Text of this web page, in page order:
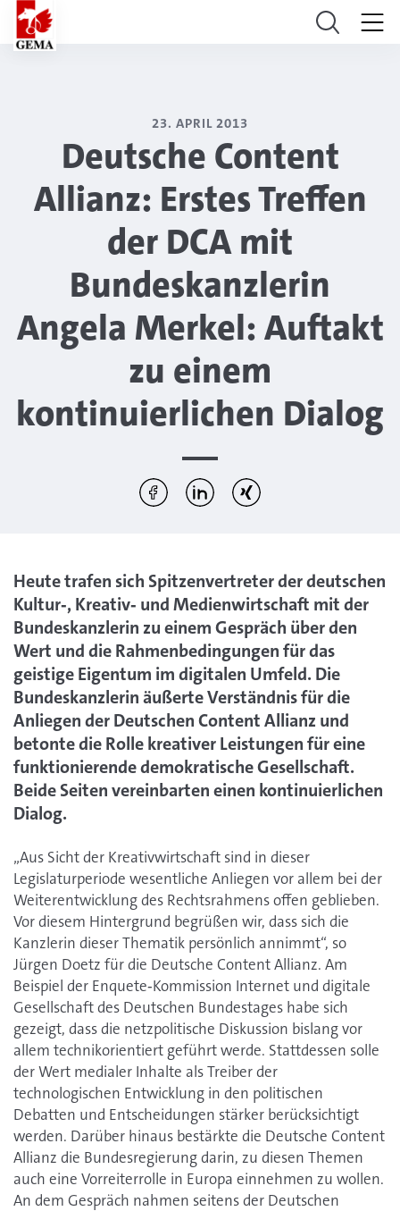
23. APRIL 2013
Deutsche Content
Allianz: Erstes Treffen
der DCA mit
Bundeskanzlerin
Angela Merkel: Auftakt
zu einem
kontinuierlichen Dialog
Diesen Artikel teilen: Per Facebook teilen
Per LinkedIn teilen
Per Xing teilen
Heute trafen sich Spitzenvertreter der deutschen
Kultur‐, Kreativ‐ und Medienwirtschaft mit der
Bundeskanzlerin zu einem Gespräch über den
Wert und die Rahmenbedingungen für das
geistige Eigentum im digitalen Umfeld. Die
Bundeskanzlerin äußerte Verständnis für die
Anliegen der Deutschen Content Allianz und
betonte die Rolle kreativer Leistungen für eine
funktionierende demokratische Gesellschaft.
Beide Seiten vereinbarten einen kontinuierlichen
Dialog.
„Aus Sicht der Kreativwirtschaft sind in dieser
Legislaturperiode wesentliche Anliegen vor allem bei der
Weiterentwicklung des Rechtsrahmens offen geblieben.
Vor diesem Hintergrund begrüßen wir, dass sich die
Kanzlerin dieser Thematik persönlich annimmt“, so
Jürgen Doetz für die Deutsche Content Allianz. Am
Beispiel der Enquete‐Kommission Internet und digitale
Gesellschaft des Deutschen Bundestages habe sich
gezeigt, dass die netzpolitische Diskussion bislang vor
allem technikorientiert geführt werde. Stattdessen solle
der Wert medialer Inhalte als Treiber der
technologischen Entwicklung in den politischen
Debatten und Entscheidungen stärker berücksichtigt
werden. Darüber hinaus bestärkte die Deutsche Content
Allianz die Bundesregierung darin, zu diesen Themen
auch eine Vorreiterrolle in Europa einnehmen zu wollen.
An dem Gespräch nahmen seitens der Deutschen